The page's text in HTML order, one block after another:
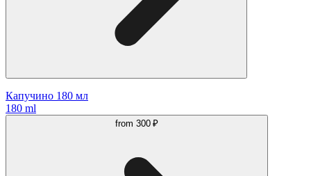
Капучино 180 мл
180 ml
from 300 ₽